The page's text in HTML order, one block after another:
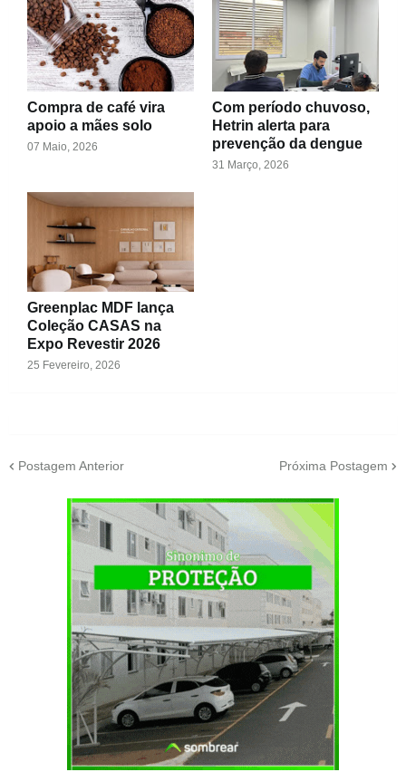
Compra de café vira
apoio a mães solo
07 Maio, 2026
Com período chuvoso,
Hetrin alerta para
prevenção da dengue
31 Março, 2026
Greenplac MDF lança
Coleção CASAS na
Expo Revestir 2026
25 Fevereiro, 2026
Postagem Anterior Próxima Postagem